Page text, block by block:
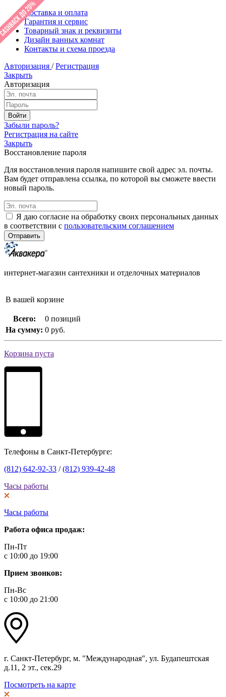
Доставка и оплата
Гарантия и сервис
Товарный знак и реквизиты
Дизайн ванных комнат
Контакты и схема проезда
Авторизация / Регистрация
Закрыть
Авторизация
Забыли пароль?
Регистрация на сайте
Закрыть
Восстановление пароля
Для восстановления пароля напишите свой адрес эл. почты.
Вам будет отправлена ссылка, по которой вы сможете ввести
новый пароль.
Я даю согласие на обработку своих персональных данных
в соответствии с пользовательским соглашением
интернет-магазин сантехники и отделочных материалов
В вашей корзине
Всего:
0 позиций
На сумму: 0 руб.
Корзина пуста
Телефоны в Санкт-Петербурге:
(812) 642-92-33 /(812) 939-42-48
Часы работы
Часы работы
Работа офиса продаж:
Пн-Пт
с 10:00 до 19:00
Прием звонков:
Пн-Вс
с 10:00 до 21:00
г. Санкт-Петербург, м. "Международная", ул. Будапештская
д.11, 2 эт., сек.29
Посмотреть на карте